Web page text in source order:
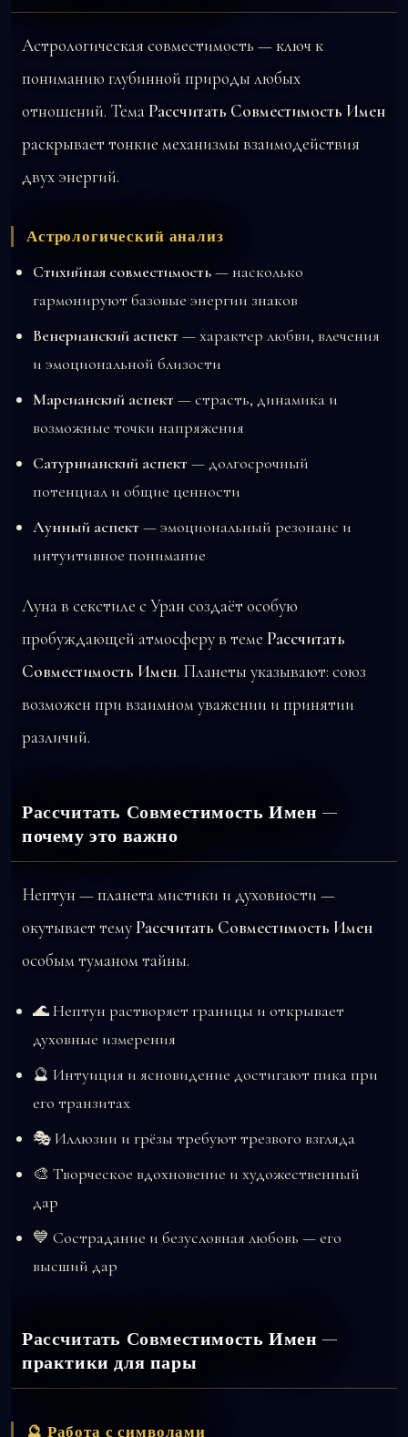
Астрологическая совместимость — ключ к
пониманию глубинной природы любых
отношений. ТемаРассчитать Совместимость Имен
раскрывает тонкие механизмы взаимодействия
двух энергий.
Астрологический анализ
Стихийная совместимость— насколько
гармонируют базовые энергии знаков
Венерианский аспект — характер любви, влечения
и эмоциональной близости
Марсианский аспект — страсть, динамика и
возможные точки напряжения
Сатурнианский аспект — долгосрочный
потенциал и общие ценности
Лунный аспект — эмоциональный резонанс и
интуитивное понимание
Луна в секстиле с Уран создаёт особую
пробуждающей атмосферу в теме Рассчитать
Совместимость Имен. Планеты указывают: союз
возможен при взаимном уважении и принятии
различий.
Рассчитать Совместимость Имен —
почему это важно
Нептун — планета мистики и духовности —
окутывает темуРассчитать Совместимость Имен
особым туманом тайны.
🌊 Нептун растворяет границы и открывает
духовные измерения
🔮 Интуиция и ясновидение достигают пика при
его транзитах
🎭 Иллюзии и грёзы требуют трезвого взгляда
🎨 Творческое вдохновение и художественный
дар
💙 Сострадание и безусловная любовь — его
высший дар
Рассчитать Совместимость Имен —
практики для пары
🔮 Работа с символами